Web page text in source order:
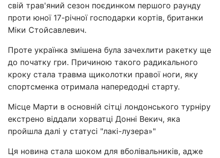
свій трав'яний сезон поєдинком першого раунду
проти юної 17-річної господарки кортів, британки
Міки Стойсавлевич.
Проте українка змішена була зачехлити ракетку ще
до початку гри. Причиною такого радикального
кроку стала травма щиколотки правої ноги, яку
спортсменка отримала напередодні старту.
Місце Марти в основній сітці лондонського турніру
екстрено віддали хорватці Донні Векич, яка
пройшла далі у статусі "лакі-лузера»"
Ця новина стала шоком для вболівальників, адже